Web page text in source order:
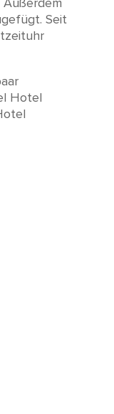
Seit
Hotel